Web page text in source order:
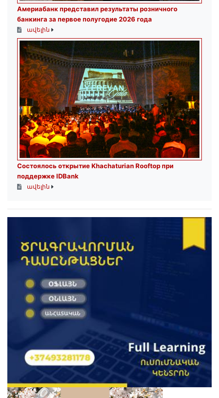
Америабанк представил результаты розничного
банкинга за первое полугодие 2026 года
ավելին
Состоялось открытие Khachaturian Rooftop при
поддержке IDBank
ավելին